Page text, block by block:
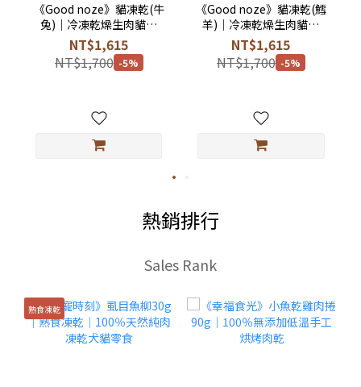
《Good noze》貓凍乾(牛
兔)｜冷凍乾燥生肉貓糧
350g｜放牧牛+野兔｜貓
冷凍脫水乾糧｜Aurdey｜
鮮鼻子
NT$1,615
NT$1,700 -5%
《Good noze》貓凍乾(鱈
羊)｜冷凍乾燥生肉貓糧
350g｜藍尖尾無鬚鱈魚
+羊肉｜貓冷凍脫水乾糧｜
Alex｜鮮鼻子
NT$1,615
NT$1,700 -5%
熱銷排行
Sales Rank
熟食凍乾